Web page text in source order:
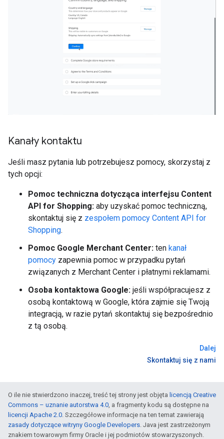
Kanały kontaktu
Jeśli masz pytania lub potrzebujesz pomocy, skorzystaj z
tych opcji:
Pomoc techniczna dotycząca interfejsu Content
API for Shopping: aby uzyskać pomoc techniczną,
skontaktuj się z zespołem pomocy Content API for
Shopping.
Pomoc Google Merchant Center: ten kanał
pomocy zapewnia pomoc w przypadku pytań
związanych z Merchant Center i płatnymi reklamami.
Osoba kontaktowa Google: jeśli współpracujesz z
osobą kontaktową w Google, która zajmie się Twoją
integracją, w razie pytań skontaktuj się bezpośrednio
z tą osobą.
Dalej
Skontaktuj się z nami
O ile nie stwierdzono inaczej, treść tej strony jest objęta licencją Creative
Commons – uznanie autorstwa 4.0 , a fragmenty kodu są dostępne na
licencji Apache 2.0 . Szczegółowe informacje na ten temat zawierają
zasady dotyczące witryny Google Developers . Java jest zastrzeżonym
znakiem towarowym firmy Oracle i jej podmiotów stowarzyszonych.